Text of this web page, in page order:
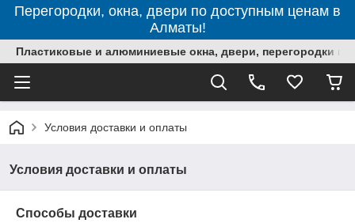
Перегородки, окна, двери по доступным ценам в
Алматы!
Пластиковые и алюминиевые окна, двери, перегородки в
Условия доставки и оплаты
Условия доставки и оплаты
Способы доставки